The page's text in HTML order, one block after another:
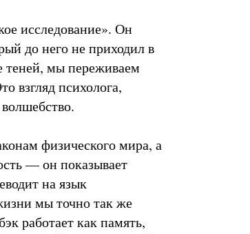
исследование». Он
до него не приходил в
теней, мы переживаем
взгляд психолога,
физического мира, а
— он показывает
на язык
мы точно так же
работает как память,